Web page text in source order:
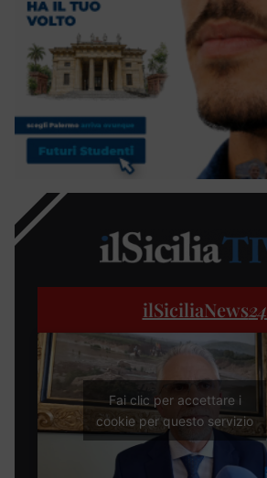
ilSiciliaNews24
Fai clic per accettare i
cookie per questo servizio